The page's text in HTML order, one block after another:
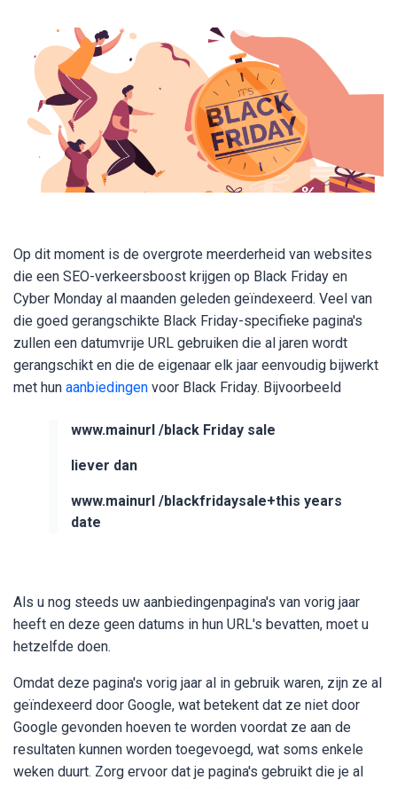
Op dit moment is de overgrote meerderheid van websites
die een SEO-verkeersboost krijgen op Black Friday en
Cyber ​​Monday al maanden geleden geïndexeerd. Veel van
die goed gerangschikte Black Friday-specifieke pagina's
zullen een datumvrije URL gebruiken die al jaren wordt
gerangschikt en die de eigenaar elk jaar eenvoudig bijwerkt
met hun aanbiedingen voor Black Friday. Bijvoorbeeld
www.mainurl /black Friday sale
liever dan
www.mainurl /blackfridaysale+this years
date
Als u nog steeds uw aanbiedingenpagina's van vorig jaar
heeft en deze geen datums in hun URL's bevatten, moet u
hetzelfde doen.
Omdat deze pagina's vorig jaar al in gebruik waren, zijn ze al
geïndexeerd door Google, wat betekent dat ze niet door
Google gevonden hoeven te worden voordat ze aan de
resultaten kunnen worden toegevoegd, wat soms enkele
weken duurt. Zorg ervoor dat je pagina's gebruikt die je al